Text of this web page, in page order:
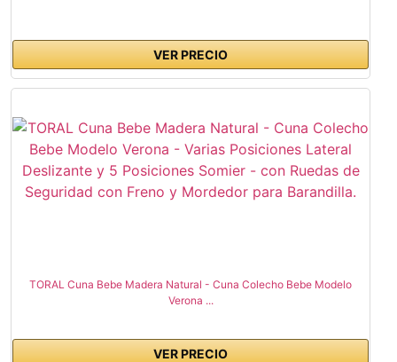
VER PRECIO
TORAL Cuna Bebe Madera Natural - Cuna Colecho Bebe Modelo
Verona ...
VER PRECIO